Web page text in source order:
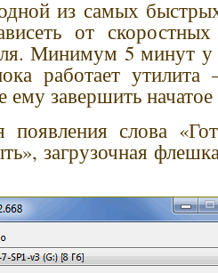
из самых
от скоростных
Минимум 5 минут у
работает
ему завершить
появления слова
загрузочная